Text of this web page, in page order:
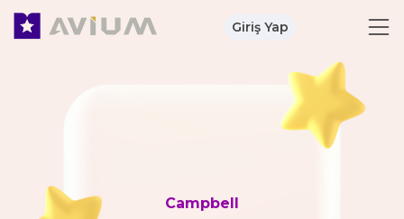
Giriş Yap
Campbell